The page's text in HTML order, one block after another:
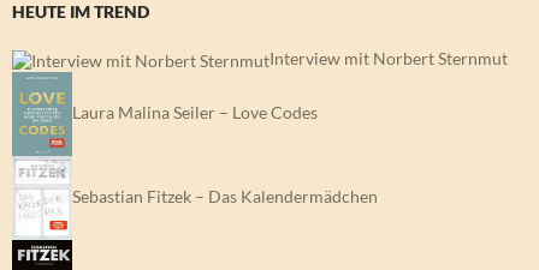
HEUTE IM TREND
Interview mit Norbert Sternmut
Laura Malina Seiler – Love Codes
Sebastian Fitzek – Das Kalendermädchen